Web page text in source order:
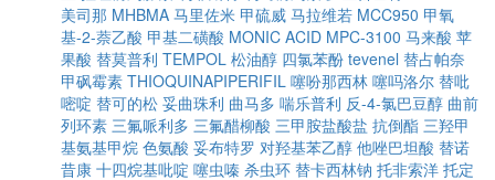
美司那 MHBMA 马里佐米 甲硫威 马拉维若 MCC950 甲氧
基-2-萘乙酸 甲基二磺酸 MONIC ACID MPC-3100 马来酸 苹
果酸 替莫普利 TEMPOL 松油醇 四氯苯酚 tevenel 替占帕奈
甲砜霉素 THIOQUINAPIPERIFIL 噻吩那西林 噻吗洛尔 替吡
嘧啶 替可的松 妥曲珠利 曲马多 喘乐普利 反-4-氯巴豆醇 曲前
列环素 三氟哌利多 三氟醋柳酸 三甲胺盐酸盐 抗倒酯 三羟甲
基氨基甲烷 色氨酸 妥布特罗 对羟基苯乙醇 他唑巴坦酸 替诺
昔康 十四烷基吡啶 噻虫嗪 杀虫环 替卡西林钠 托非索洋 托定